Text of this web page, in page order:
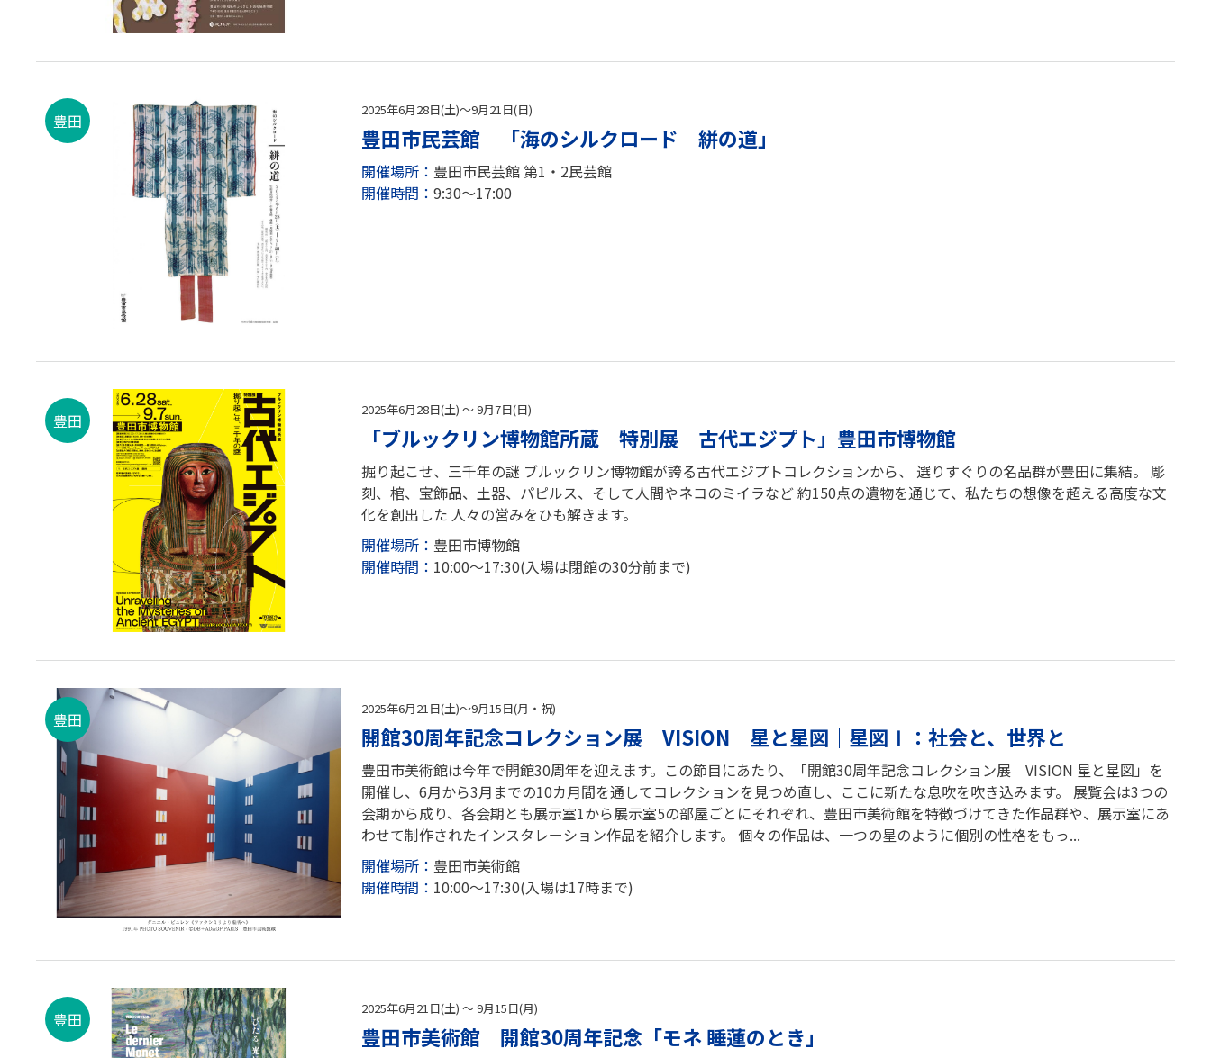
豊田
2025年6月28日(土)～9月21日(日)
豊田市民芸館 「海のシルクロード 絣の道」
開催場所： 豊田市民芸館 第1・2民芸館
開催時間：9:30～17:00
豊田
2025年6月28日(土) ～ 9月7日(日)
「ブルックリン博物館所蔵 特別展 古代エジプト」豊田市博物館
掘り起こせ、三千年の謎 ブルックリン博物館が誇る古代エジプトコレクションから、 選りすぐりの名品群が豊田に集結。 彫
刻、棺、宝飾品、土器、パピルス、そして人間やネコのミイラなど 約150点の遺物を通じて、私たちの想像を超える高度な文
化を創出した 人々の営みをひも解きます。
開催場所： 豊田市博物館
開催時間： 10:00～17:30(入場は閉館の30分前まで)
豊田
2025年6月21日(土)～9月15日(月・祝)
開館30周年記念コレクション展 VISION 星と星図｜星図Ⅰ：社会と、世界と
豊田市美術館は今年で開館30周年を迎えます。この節目にあたり、「開館30周年記念コレクション展 VISION 星と星図」を
開催し、6月から3月までの10カ月間を通してコレクションを見つめ直し、ここに新たな息吹を吹き込みます。 展覧会は3つの
会期から成り、各会期とも展示室1から展示室5の部屋ごとにそれぞれ、豊田市美術館を特徴づけてきた作品群や、展示室にあ
わせて制作されたインスタレーション作品を紹介します。 個々の作品は、一つの星のように個別の性格をもっ...
開催場所： 豊田市美術館
開催時間： 10:00～17:30(入場は17時まで)
豊田
2025年6月21日(土) ～ 9月15日(月)
豊田市美術館 開館30周年記念「モネ 睡蓮のとき」